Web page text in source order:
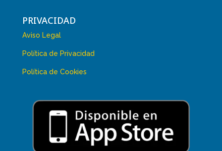
PRIVACIDAD
Aviso Legal
Política de Privacidad
Política de Cookies